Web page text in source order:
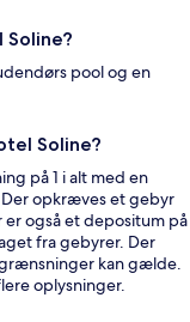
Soline?
pool og en
Soline?
på 1 i alt med en
opkræves et gebyr
også et depositum på
fra gebyrer. Der
kan gælde.
oplysninger.